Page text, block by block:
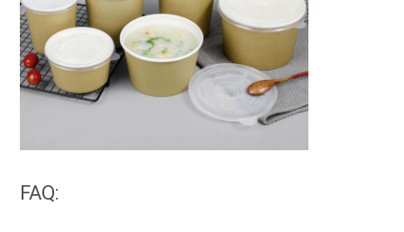
FAQ: